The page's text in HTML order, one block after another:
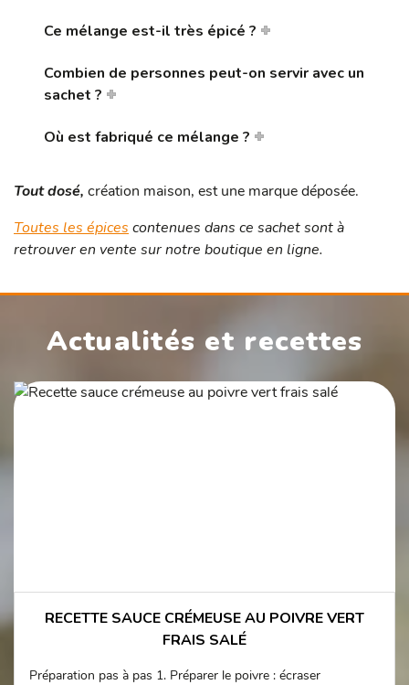
Ce mélange est-il très épicé ?
Combien de personnes peut-on servir avec un
sachet ?
Où est fabriqué ce mélange ?
Tout dosé, création maison, est une marque déposée.
Toutes les épices contenues dans ce sachet sont à
retrouver en vente sur notre boutique en ligne.
Actualités et recettes
RECETTE SAUCE CRÉMEUSE AU POIVRE VERT
FRAIS SALÉ
Préparation pas à pas 1. Préparer le poivre : écraser